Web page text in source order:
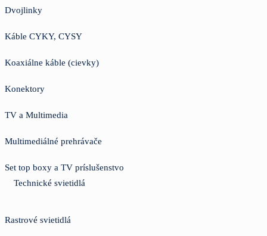
Dvojlinky
Káble CYKY, CYSY
Koaxiálne káble (cievky)
Konektory
TV a Multimedia
Multimediálné prehrávače
Set top boxy a TV príslušenstvo
Technické svietidlá
Rastrové svietidlá